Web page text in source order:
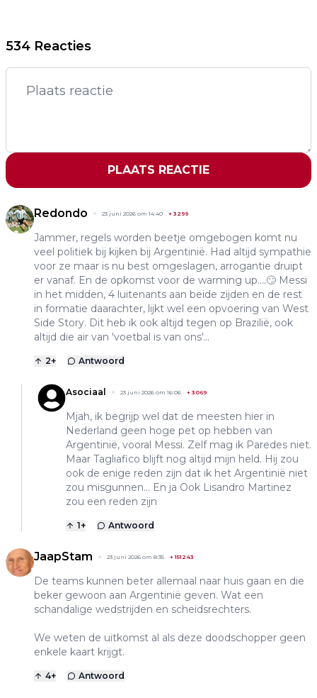
534 Reacties
PLAATS REACTIE
Redondo 23 juni 2026 om 14:40 + 3299
Jammer, regels worden beetje omgebogen komt nu
veel politiek bij kijken bij Argentinië. Had altijd sympathie
voor ze maar is nu best omgeslagen, arrogantie druipt
er vanaf. En de opkomst voor de warming up....🙄 Messi
in het midden, 4 luitenants aan beide zijden en de rest
in formatie daarachter, lijkt wel een opvoering van West
Side Story. Dit heb ik ook altijd tegen op Brazilië, ook
altijd die air van 'voetbal is van ons'...
2+ Antwoord
Asociaal 23 juni 2026 om 16:06 + 3069
Mjah, ik begrijp wel dat de meesten hier in
Nederland geen hoge pet op hebben van
Argentinië, vooral Messi. Zelf mag ik Paredes niet.
Maar Tagliafico blijft nog altijd mijn held. Hij zou
ook de enige reden zijn dat ik het Argentinië niet
zou misgunnen... En ja Ook Lisandro Martinez
zou een reden zijn
1+ Antwoord
JaapStam 23 juni 2026 om 8:35 +151243
De teams kunnen beter allemaal naar huis gaan en die
beker gewoon aan Argentinië geven. Wat een
schandalige wedstrijden en scheidsrechters.
We weten de uitkomst al als deze doodschopper geen
enkele kaart krijgt.
4+ Antwoord